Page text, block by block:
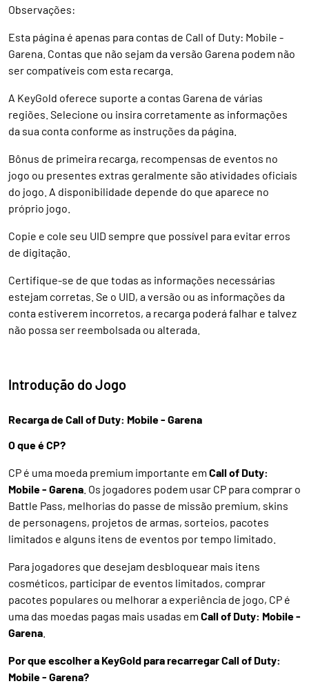
Observações:
Esta página é apenas para contas de Call of Duty: Mobile -
Garena. Contas que não sejam da versão Garena podem não
ser compatíveis com esta recarga.
A KeyGold oferece suporte a contas Garena de várias
regiões. Selecione ou insira corretamente as informações
da sua conta conforme as instruções da página.
Bônus de primeira recarga, recompensas de eventos no
jogo ou presentes extras geralmente são atividades oficiais
do jogo. A disponibilidade depende do que aparece no
próprio jogo.
Copie e cole seu UID sempre que possível para evitar erros
de digitação.
Certifique-se de que todas as informações necessárias
estejam corretas. Se o UID, a versão ou as informações da
conta estiverem incorretos, a recarga poderá falhar e talvez
não possa ser reembolsada ou alterada.
Introdução do Jogo
Recarga de Call of Duty: Mobile - Garena
O que é CP?
CP é uma moeda premium importante em Call of Duty:
Mobile - Garena . Os jogadores podem usar CP para comprar o
Battle Pass, melhorias do passe de missão premium, skins
de personagens, projetos de armas, sorteios, pacotes
limitados e alguns itens de eventos por tempo limitado.
Para jogadores que desejam desbloquear mais itens
cosméticos, participar de eventos limitados, comprar
pacotes populares ou melhorar a experiência de jogo, CP é
uma das moedas pagas mais usadas em Call of Duty: Mobile -
Garena
Por que escolher a KeyGold para recarregar Call of Duty:
Mobile - Garena?